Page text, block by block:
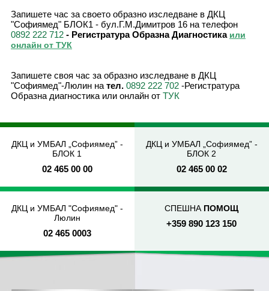
Запишете час за своето образно изследване в ДКЦ
"Софиямед" БЛОК1 - бул.Г.М.Димитров 16 на телефон
0892 222 712 - Регистратура Образна Диагностика или
онлайн от ТУК
Запишете своя час за образно изследване в ДКЦ
"Софиямед"-Люлин на тел. 0892 222 702 -Регистратура
Образна диагностика или онлайн от ТУК
ДКЦ и УМБАЛ „Софиямед” -
БЛОК 1
02 465 00 00
ДКЦ и УМБАЛ „Софиямед” -
БЛОК 2
02 465 00 02
ДКЦ и УМБАЛ "Софиямед" -
Люлин
02 465 0003
СПЕШНА ПОМОЩ
+359 890 123 150